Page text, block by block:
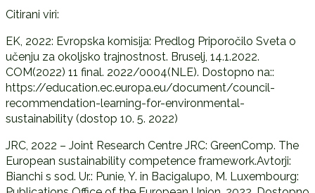
Citirani viri:
EK, 2022: Evropska komisija: Predlog Priporočilo Sveta o
učenju za okoljsko trajnostnost. Bruselj, 14.1.2022.
COM(2022) 11 final. 2022/0004(NLE). Dostopno na::
https://education.ec.europa.eu/document/council-
recommendation-learning-for-environmental-
sustainability (dostop 10. 5. 2022)
JRC, 2022 – Joint Research Centre JRC: GreenComp. The
European sustainability competence framework.Avtorji:
Bianchi s sod. Ur.: Punie, Y. in Bacigalupo, M. Luxembourg: